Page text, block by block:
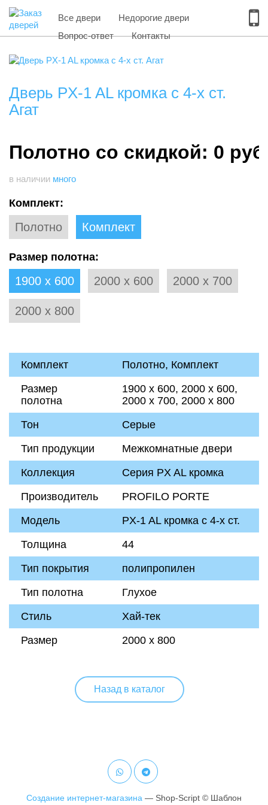
Все двери
Недорогие двери
Вопрос-ответ
Контакты
Дверь PX-1 AL кромка с 4-х ст.
Агат
Полотно со скидкой: 0 руб
в наличии много
Комплект:
Полотно Комплект
Размер полотна:
1900 х 600 2000 х 600 2000 х 700
2000 х 800
Комплект
Полотно, Комплект
Размер
полотна
1900 х 600, 2000 х 600,
2000 х 700, 2000 х 800
Тон
Серые
Тип продукции
Межкомнатные двери
Коллекция
Серия PX AL кромка
Производитель
PROFILO PORTE
Модель
PX-1 AL кромка с 4-х ст.
Толщина
44
Тип покрытия
полипропилен
Тип полотна
Глухое
Стиль
Хай-тек
Размер
2000 х 800
Назад в каталог
Создание интернет-магазина — Shop-Script © Шаблон